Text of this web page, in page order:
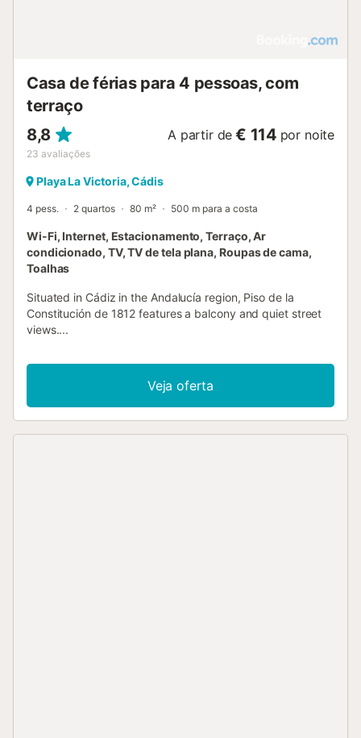
Casa de férias para 4 pessoas, com
terraço
8,8
23 avaliações
A partir de € 114 por noite
Playa La Victoria, Cádis
4 pess. 2 quartos 80 m² 500 m para a costa
Wi-Fi, Internet, Estacionamento, Terraço, Ar
condicionado, TV, TV de tela plana, Roupas de cama,
Toalhas
Situated in Cádiz in the Andalucía region, Piso de la
Constitución de 1812 features a balcony and quiet street
views....
Veja oferta